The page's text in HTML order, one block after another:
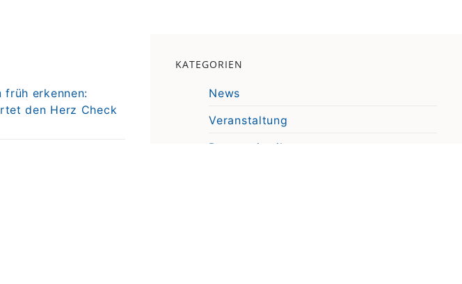
früh erkennen:
den Herz Check
KATEGORIEN
News
Veranstaltung
Pressemitteilung